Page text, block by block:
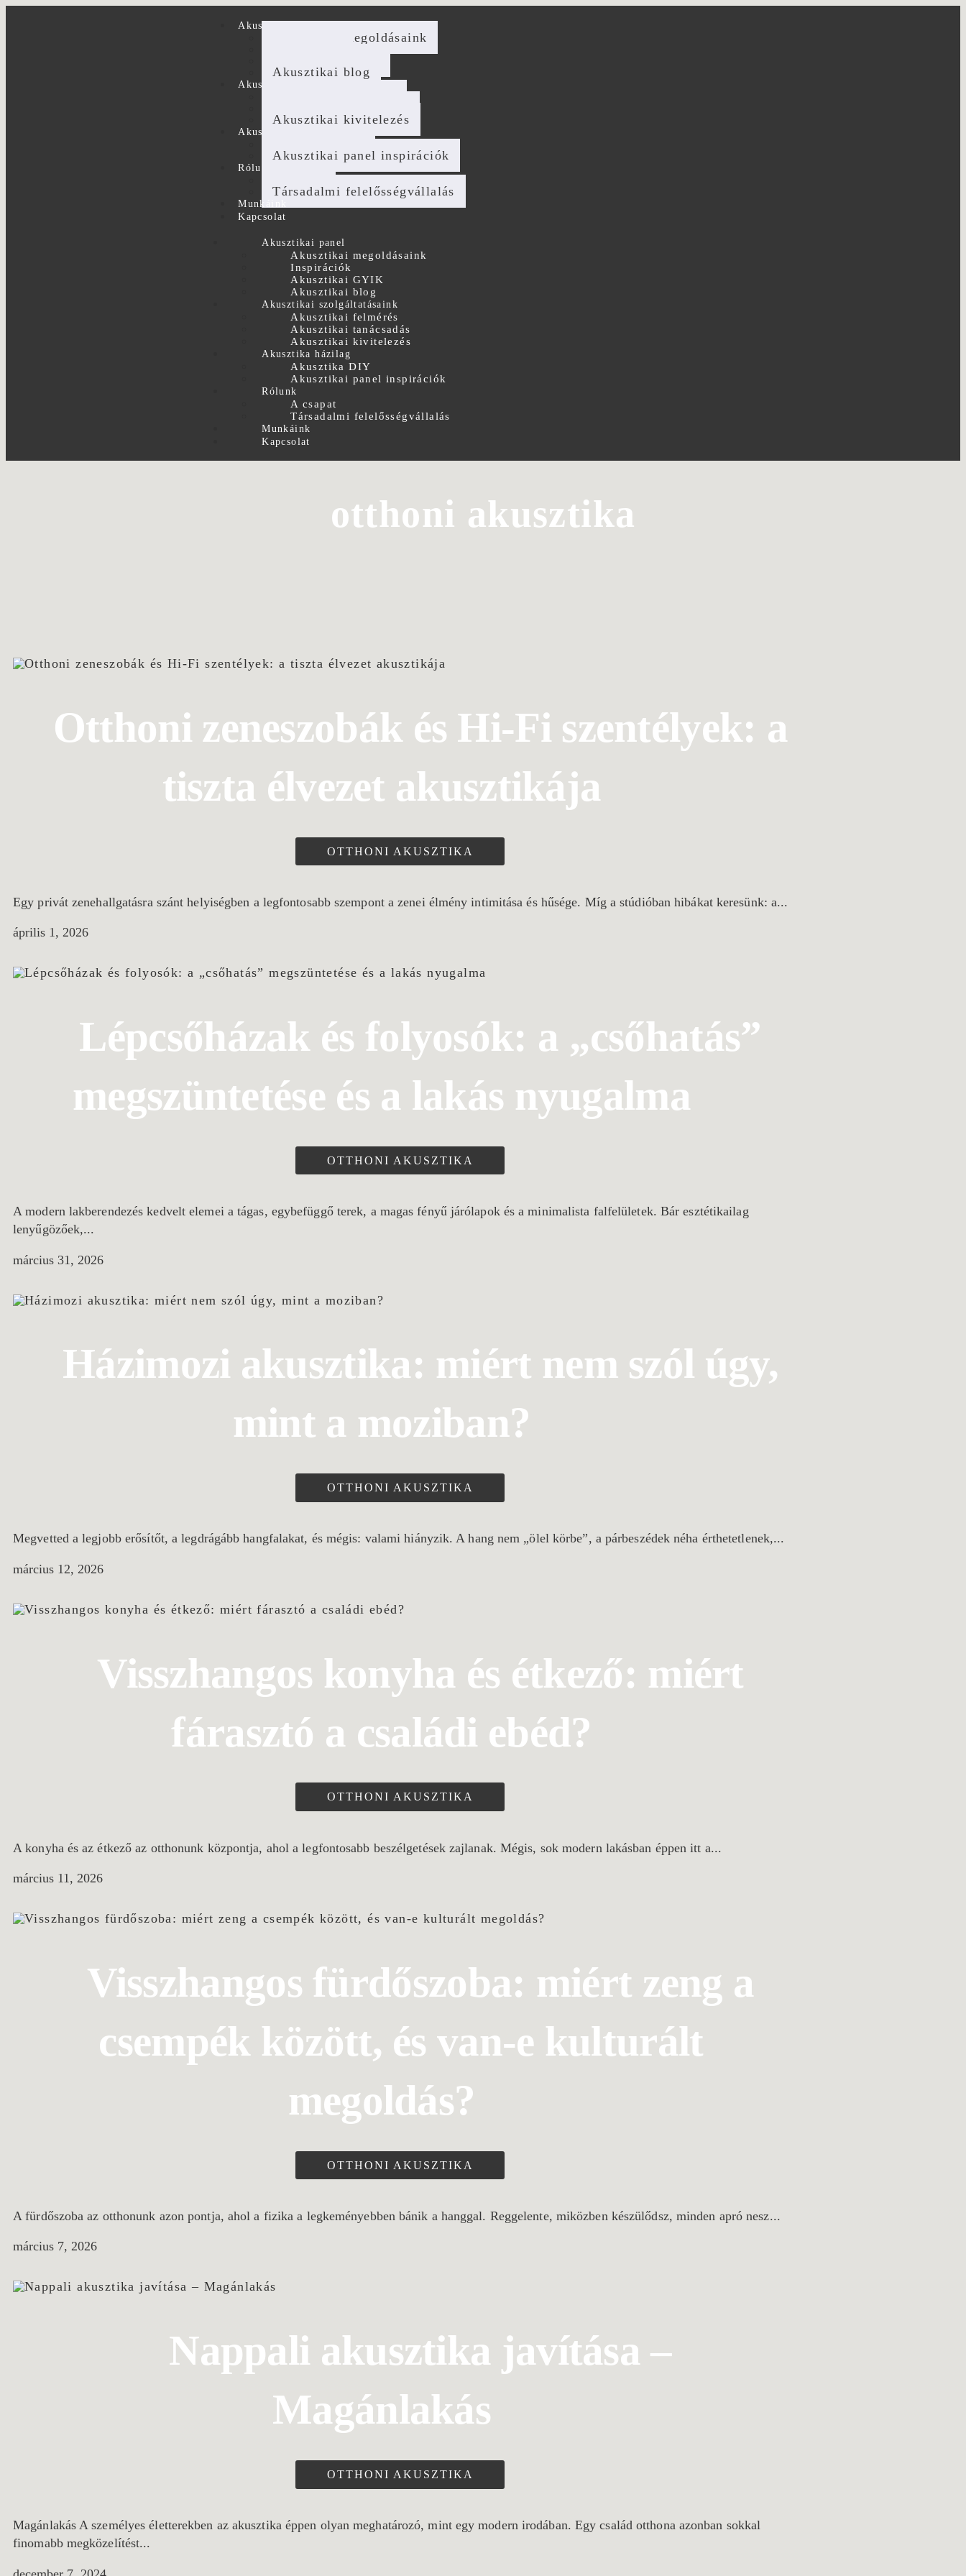
Akusztikai panel
Akusztikai megoldásaink
Akusztikai blog
Akusztikai szolgáltatásaink
Akusztikai kivitelezés
Akusztika házilag
Akusztikai panel inspirációk
Rólunk
Társadalmi felelősségvállalás
Munkáink
Kapcsolat
Akusztikai panel
Akusztikai megoldásaink
Inspirációk
Akusztikai GYIK
Akusztikai blog
Akusztikai szolgáltatásaink
Akusztikai felmérés
Akusztikai tanácsadás
Akusztikai kivitelezés
Akusztika házilag
Akusztika DIY
Akusztikai panel inspirációk
Rólunk
A csapat
Társadalmi felelősségvállalás
Munkáink
Kapcsolat
otthoni akusztika
Otthoni zeneszobák és Hi-Fi szentélyek: a
tiszta élvezet akusztikája
OTTHONI AKUSZTIKA
Egy privát zenehallgatásra szánt helyiségben a legfontosabb szempont a zenei élmény intimitása és hűsége. Míg a stúdióban hibákat keresünk: a...
április 1, 2026
Lépcsőházak és folyosók: a „csőhatás”
megszüntetése és a lakás nyugalma
OTTHONI AKUSZTIKA
A modern lakberendezés kedvelt elemei a tágas, egybefüggő terek, a magas fényű járólapok és a minimalista falfelületek. Bár esztétikailag
lenyűgözőek,...
március 31, 2026
Házimozi akusztika: miért nem szól úgy,
mint a moziban?
OTTHONI AKUSZTIKA
Megvetted a legjobb erősítőt, a legdrágább hangfalakat, és mégis: valami hiányzik. A hang nem „ölel körbe”, a párbeszédek néha érthetetlenek,...
március 12, 2026
Visszhangos konyha és étkező: miért
fárasztó a családi ebéd?
OTTHONI AKUSZTIKA
A konyha és az étkező az otthonunk központja, ahol a legfontosabb beszélgetések zajlanak. Mégis, sok modern lakásban éppen itt a...
március 11, 2026
Visszhangos fürdőszoba: miért zeng a
csempék között, és van-e kulturált
megoldás?
OTTHONI AKUSZTIKA
A fürdőszoba az otthonunk azon pontja, ahol a fizika a legkeményebben bánik a hanggal. Reggelente, miközben készülődsz, minden apró nesz...
március 7, 2026
Nappali akusztika javítása –
Magánlakás
OTTHONI AKUSZTIKA
Magánlakás A személyes életterekben az akusztika éppen olyan meghatározó, mint egy modern irodában. Egy család otthona azonban sokkal
finomabb megközelítést...